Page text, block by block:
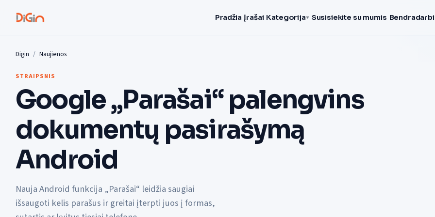
Pradžia Įrašai Kategorija Susisiekite su mumis
Digin Naujienos
STRAIPSNIS
Google „Parašai“ palengvins
dokumentų pasirašymą
Android
Nauja Android funkcija „Parašai“ leidžia saugiai
išsaugoti kelis parašus ir greitai įterpti juos į formas,